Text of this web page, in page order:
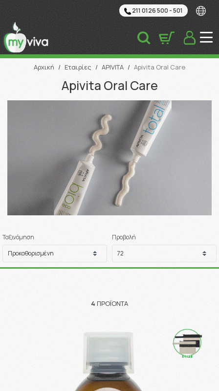
211 0126 500 - 501
Αναζήτηση
Αρχική / Εταιρίες / APIVITA / Apivita Oral Care
Apivita Oral Care
Ταξινόμηση Προβολή
4 ΠΡΟΪΌΝΤΑ